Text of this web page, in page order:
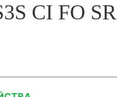
CI FO SR